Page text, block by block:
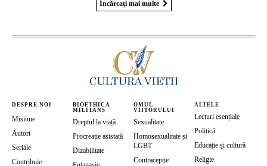
Încărcați mai multe
DESPRE NOI
Misiune
Autori
Seriale
Contribuie
BIOETHICA
MILITANS
Dreptul la viață
Procreație asistată
Dizabilitate
OMUL
VIITORULUI
Sexualitate
Homosexualitate și
LGBT
Contracepție
ALTELE
Lecturi esențiale
Politică
Educație și cultură
Religie